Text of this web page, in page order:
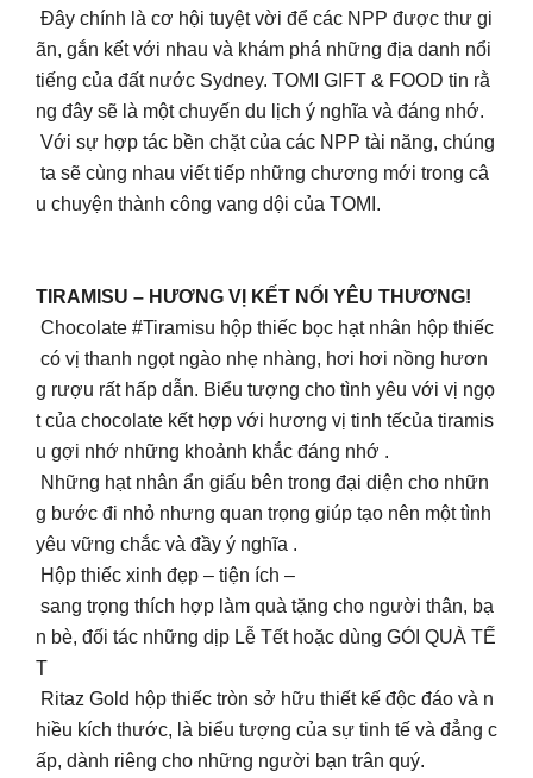
Đây chính là cơ hội tuyệt vời để các NPP được thư gi
ãn, gắn kết với nhau và khám phá những địa danh nổi
tiếng của đất nước Sydney. TOMI GIFT & FOOD tin rằ
ng đây sẽ là một chuyến du lịch ý nghĩa và đáng nhớ.
Với sự hợp tác bền chặt của các NPP tài năng, chúng
ta sẽ cùng nhau viết tiếp những chương mới trong câ
u chuyện thành công vang dội của TOMI.
TIRAMISU – HƯƠNG VỊ KẾT NỐI YÊU THƯƠNG!
Chocolate #Tiramisu hộp thiếc bọc hạt nhân hộp thiếc
có vị thanh ngọt ngào nhẹ nhàng, hơi hơi nồng hươn
g rượu rất hấp dẫn. Biểu tượng cho tình yêu với vị ngọ
t của chocolate kết hợp với hương vị tinh tếcủa tiramis
u gợi nhớ những khoảnh khắc đáng nhớ .
Những hạt nhân ẩn giấu bên trong đại diện cho nhữn
g bước đi nhỏ nhưng quan trọng giúp tạo nên một tình
yêu vững chắc và đầy ý nghĩa .
Hộp thiếc xinh đẹp – tiện ích –
sang trọng thích hợp làm quà tặng cho người thân, bạ
n bè, đối tác những dịp Lễ Tết hoặc dùng GÓI QUÀ TẾ
T
Ritaz Gold hộp thiếc tròn sở hữu thiết kế độc đáo và n
hiều kích thước, là biểu tượng của sự tinh tế và đẳng c
ấp, dành riêng cho những người bạn trân quý.